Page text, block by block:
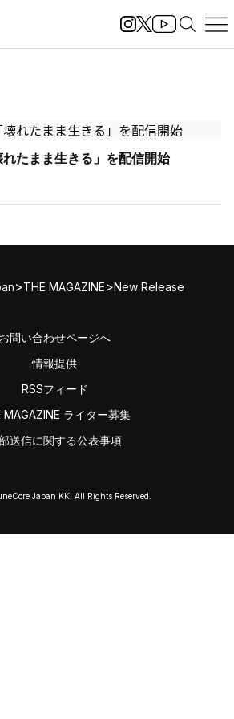
たまま生きる」を配信開始
>THE MAGAZINE>New Release
お問い合わせページへ
情報提供
RSSフィード
MAGAZINE ライター募集
送信に関する公表事項
Japan KK. All Rights Reserved.